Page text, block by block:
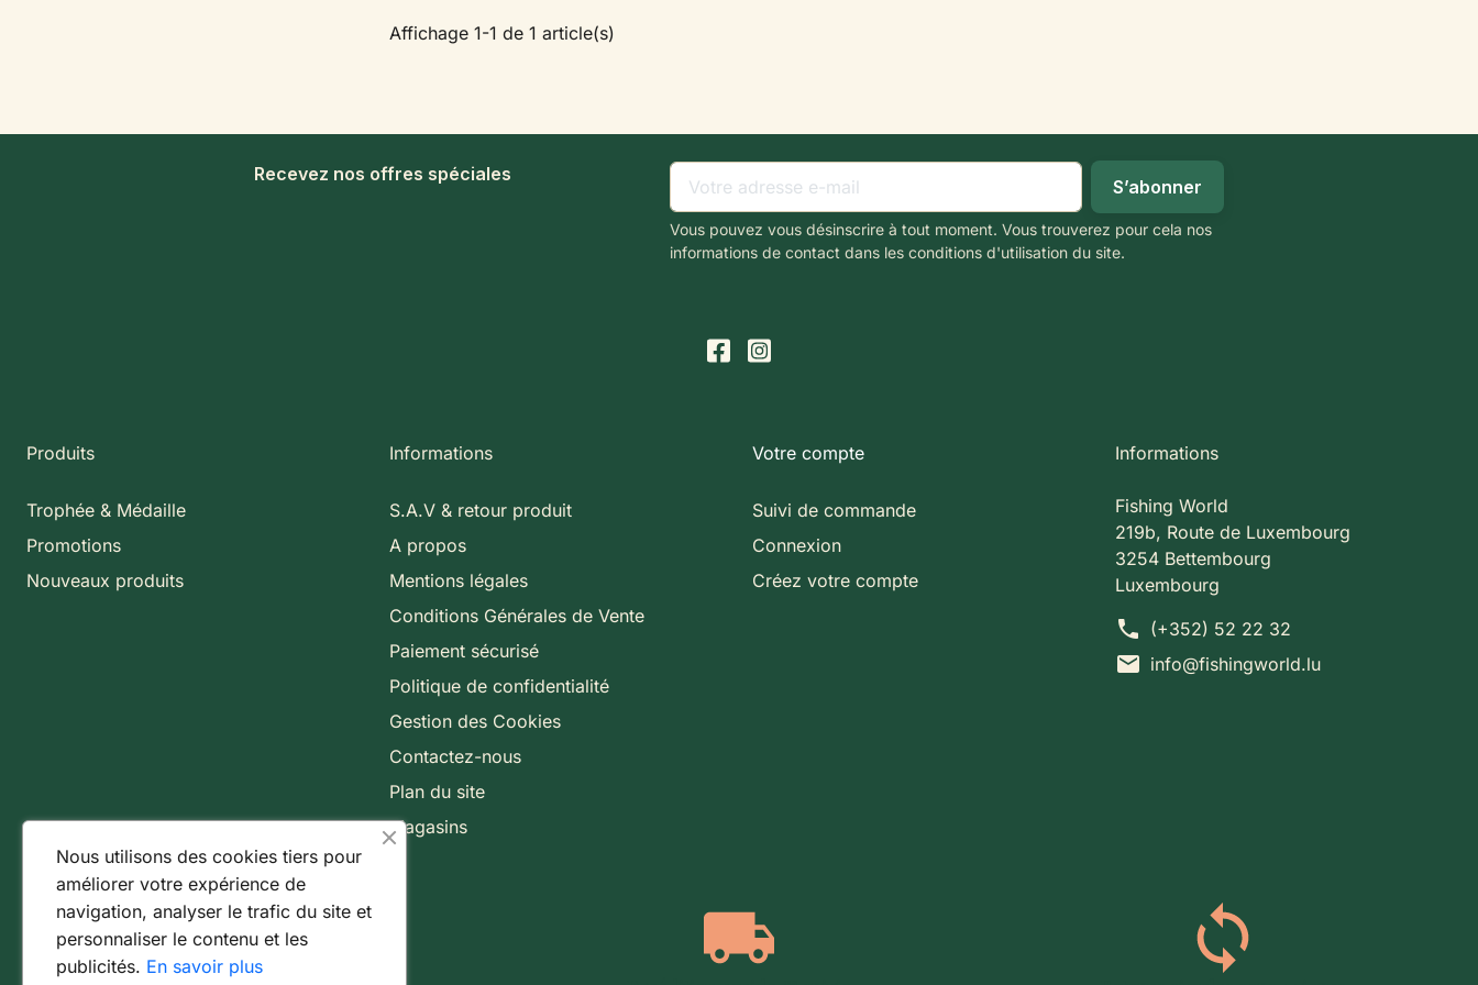
Affichage 1-1 de 1 article(s)
Recevez nos offres spéciales
Vous pouvez vous désinscrire à tout moment. Vous trouverez pour cela nos
informations de contact dans les conditions d'utilisation du site.
Produits
Trophée & Médaille
Promotions
Nouveaux produits
Informations
S.A.V & retour produit
A propos
Mentions légales
Conditions Générales de Vente
Paiement sécurisé
Politique de confidentialité
Gestion des Cookies
Contactez-nous
Plan du site
Magasins
Votre compte
Suivi de commande
Connexion
Créez votre compte
Informations
Fishing World
219b, Route de Luxembourg
3254 Bettembourg
Luxembourg
phone (+352) 52 22 32
mail info@fishingworld.lu
Nous utilisons des cookies tiers pour
améliorer votre expérience de
navigation, analyser le trafic du site et
personnaliser le contenu et les
publicités. En savoir plus